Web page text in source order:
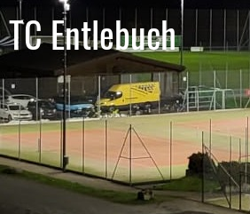
TC Entlebuch